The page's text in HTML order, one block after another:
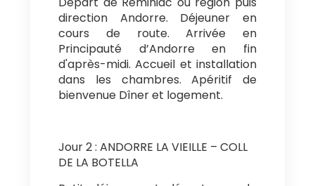
Départ de Réminiac ou région puis
direction Andorre. Déjeuner en
cours de route. Arrivée en
Principauté d’Andorre en fin
d'après-midi. Accueil et installation
dans les chambres. Apéritif de
bienvenue Dîner et logement.
Jour 2 : ANDORRE LA VIEILLE – COLL
DE LA BOTELLA